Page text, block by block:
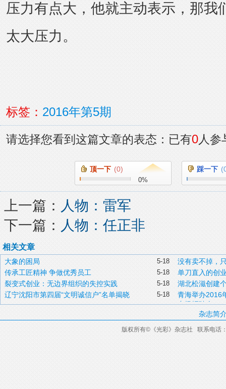
压力有点大，他就主动表示，那我
太大压力。
标签： 2016年第5期
请选择您看到这篇文章的表态：已有0人参
顶一下 (0)
0%
踩一下 (
上一篇： 人物：雷军
下一篇： 人物：任正非
相关文章
5-18
大象的困局 没有卖不掉，
5-18
传承工匠精神 争做优秀员工 单刀直入的创
5-18
裂变式创业：无边界组织的失控实践 湖北松滋创建
5-18
辽宁沈阳市第四届“文明诚信户”名单揭晓 青海举办2016
专场招聘会
杂志简
版权所有© 《光彩》杂志社 联系电话